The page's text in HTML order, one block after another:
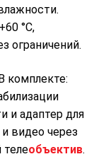
°C,
ограничений.
комплекте:
и адаптер для
видео через
объектив.